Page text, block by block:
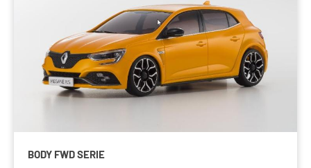
BODY FWD SERIE